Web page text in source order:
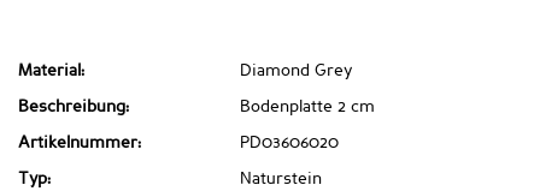
Material: Diamond Grey
Beschreibung: Bodenplatte 2 cm
Artikelnummer: PD03606020
Typ: Naturstein